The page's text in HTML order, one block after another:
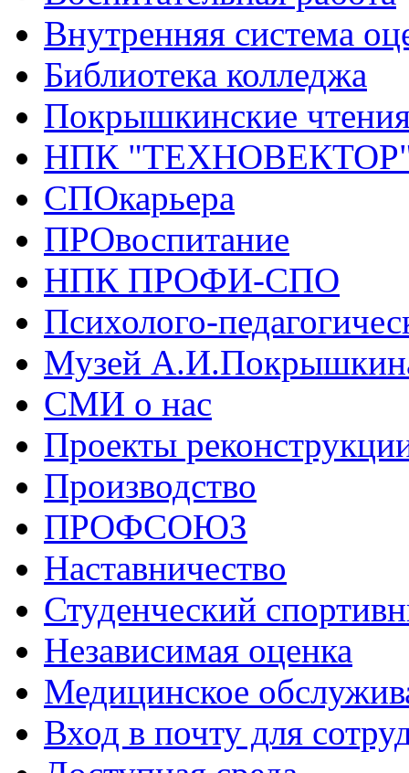
Внутренняя система
Библиотека колледжа
Покрышкинские
НПК
СПОкарьера
ПРОвоспитание
НПК ПРОФИ-СПО
Психолого-
Музей
СМИ о нас
Проекты
Производство
ПРОФСОЮЗ
Наставничество
Студенческий
Независимая оценка
Медицинское
Вход в почту для